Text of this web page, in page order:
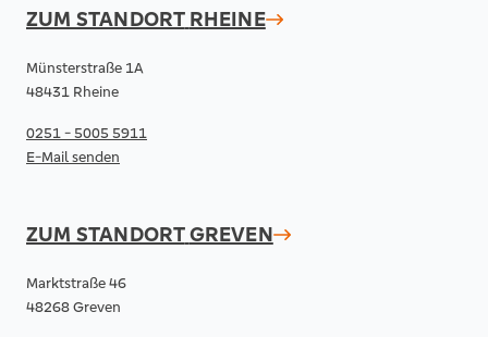
ZUM STANDORT RHEINE
Münsterstraße 1A
48431 Rheine
0251 - 5005 5911
E-Mail senden
ZUM STANDORTGREVEN
Marktstraße 46
48268 Greven